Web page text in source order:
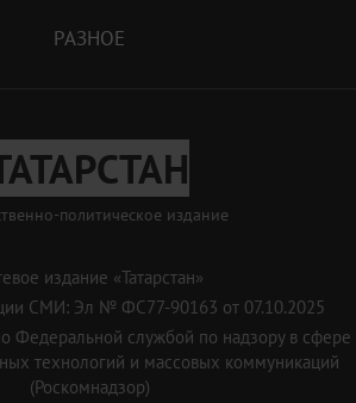
РАЗНОЕ
политическое издание
издание «Татарстан»
СМИ: Эл № ФС77-90163 от 07.10.2025
Федеральной службой по надзору в сфере
технологий и массовых коммуникаций
(Роскомнадзор)